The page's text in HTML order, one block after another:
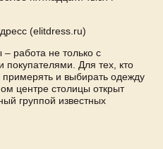
работа не только с
Для тех, кто
и выбирать одежду
центре столицы открыт
группой известных